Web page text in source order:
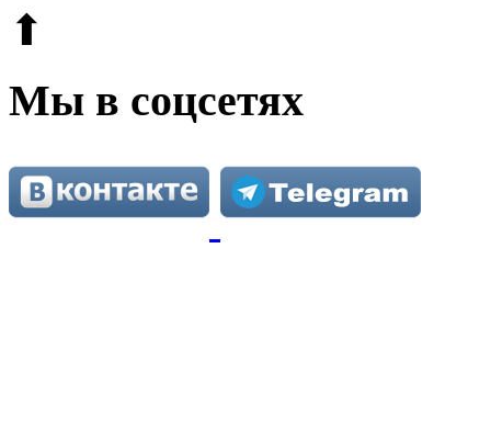
⬆
Мы в соцсетях